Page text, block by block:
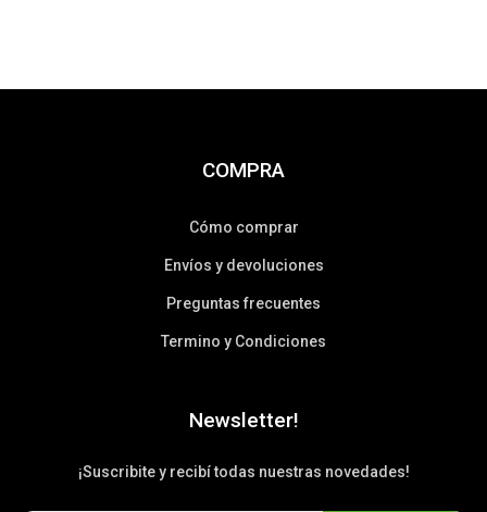
COMPRA
Cómo comprar
Envíos y devoluciones
Preguntas frecuentes
Termino y Condiciones
Newsletter!
¡Suscribite y recibí todas nuestras novedades!